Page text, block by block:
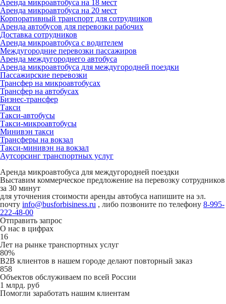
Аренда микроавтобуса на 18 мест
Аренда микроавтобуса на 20 мест
Корпоративный транспорт для сотрудников
Аренда автобусов для перевозки рабочих
Доставка сотрудников
Аренда микроавтобуса с водителем
Междугородние перевозки пассажиров
Аренда междугороднего автобуса
Аренда микроавтобуса для междугородней поездки
Пассажирские перевозки
Трансфер на микроавтобусах
Трансфер на автобусах
Бизнес-трансфер
Такси
Такси-автобусы
Такси-микроавтобусы
Минивэн такси
Трансферы на вокзал
Такси-минивэн на вокзал
Аутсорсинг транспортных услуг
Аренда микроавтобуса для междугородней поездки
Выставим коммерческое предложение на перевозку сотрудников
за 30 минут
для уточнения стоимости аренды автобуса напишите на эл.
почту info@busforbisiness.ru , либо позвоните по телефону 8-995-
222-48-00
Отправить запрос
О нас в цифрах
16
Лет на рынке транспортных услуг
80%
B2B клиентов в нашем городе делают повторный заказ
858
Объектов обслуживаем по всей России
1 млрд. руб
Помогли заработать нашим клиентам